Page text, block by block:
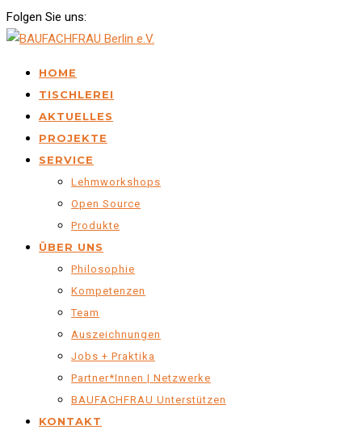
Folgen Sie uns:
HOME
TISCHLEREI
AKTUELLES
PROJEKTE
SERVICE
Lehmworkshops
Open Source
Produkte
ÜBER UNS
Philosophie
Kompetenzen
Team
Auszeichnungen
Jobs + Praktika
Partner*innen | Netzwerke
BAUFACHFRAU Unterstützen
KONTAKT